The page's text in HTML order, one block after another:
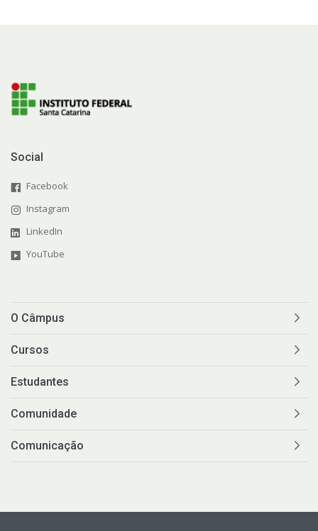
Social
Facebook
Instagram
LinkedIn
YouTube
O Câmpus
Cursos
Estudantes
Comunidade
Comunicação